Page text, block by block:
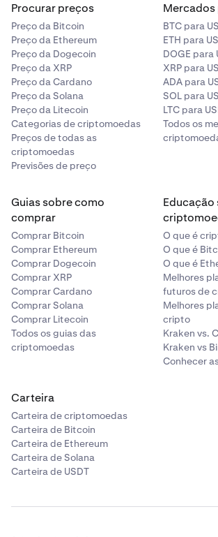
bancários, por isso, contacte o seu
sobre as taxas, bem como os seus
limite máximo atual para SCT Inst é de
transação. Este é um limite definido pela
Instant e está fora do controlo da
Procurar preços
Preço da Bitcoin
Preço da Ethereum
Preço da Dogecoin
Preço da XRP
Preço da Cardano
Preço da Solana
Preço da Litecoin
Categorias de criptomoedas
Preços de todas as
criptomoedas
Previsões de preço
BTC para
ETH para
DOGE para
XRP para
ADA para
SOL para
LTC para
Todos os
Guias sobre como
comprar
Comprar Bitcoin
Comprar Ethereum
Comprar Dogecoin
Comprar XRP
Comprar Cardano
Comprar Solana
Comprar Litecoin
Todos os guias das
criptomoedas
Educação
O que é
O que é
O que é
Melhores
futuros de
Melhores
cripto
Kraken vs.
Kraken vs
Conhecer
Carteira
Carteira de criptomoedas
Carteira de Bitcoin
Carteira de Ethereum
Carteira de Solana
Carteira de USDT